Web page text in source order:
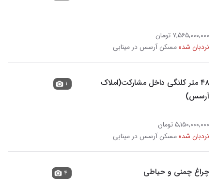
۷,۵۶۵,۰۰۰,۰۰۰ تومان
نردبان شدهمسکن آرسس در مینابی
۴۸ متر کلنگی داخل مشارکت(املاک
آرسس)
۵,۱۵۰,۰۰۰,۰۰۰ تومان
نردبان شدهمسکن آرسس در مینابی
۱
چراغ چمنی و حیاطی ۴